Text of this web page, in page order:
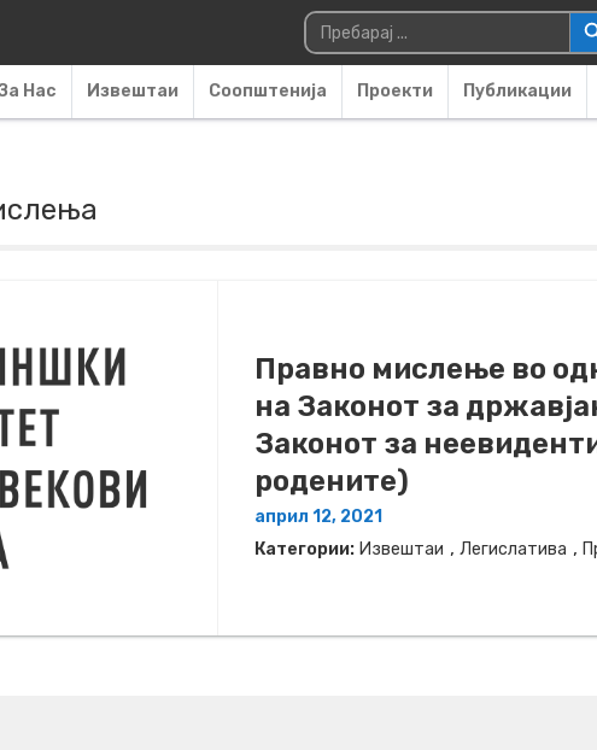
Main
Пребарувај за:
Нас Извештаи Соопштенија Проекти Публикации
Правно мислење во
на Законот за
Законот за
родените)
април 12, 2021
Категории: Извештаи , Легислатива ,